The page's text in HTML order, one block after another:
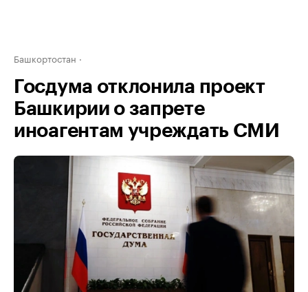
Башкортостан
Госдума отклонила проект
Башкирии о запрете
иноагентам учреждать СМИ